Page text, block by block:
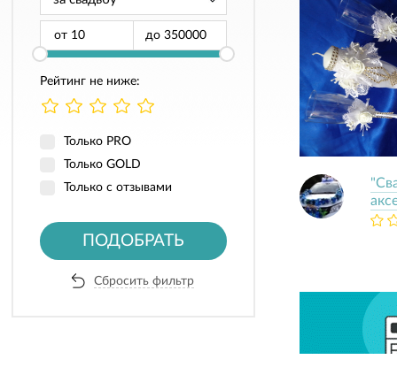
от до
Рейтинг не ниже:
Только PRO
Только GOLD
Только с отзывами
ПОДОБРАТЬ
Сбросить фильтр